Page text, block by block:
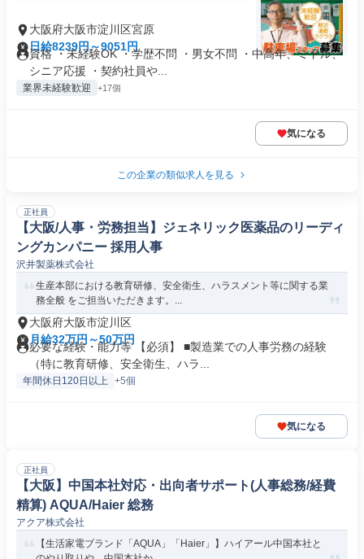
大阪府大阪市淀川区宮原
日給8239円～9051円
資格 ・未経験OK ・学歴不問 ・男女不問 ・中高年、ミドル、
シニア応援 ・契約社員や...
業界未経験歓迎 +17個
気になる
この企業の類似求人を見る
正社員
【大阪/人事・労務担当】ジェネリック医薬品のリーディ
ングカンパニー 採用人事
沢井製薬株式会社
生産本部における教育研修、安全衛生、ハラスメント等に関する業
務全般 をご担当いただきます。...
大阪府大阪市淀川区
月給32万円～50万円
必要な経験・能力等 【必須】 ■製造業での人事労務の経験
（特に教育研修、安全衛生、ハラ...
年間休日120日以上 +5個
気になる
正社員
【大阪】中国本社対応・出向者サポート(人事総務/経費
精算) AQUA/Haier 総務
アクア株式会社
【生活家電ブランド「AQUA」「Haier」】ハイアール中国本社と